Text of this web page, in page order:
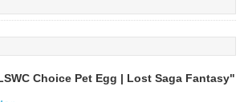
Choice Pet Egg | Lost Saga Fantasy"